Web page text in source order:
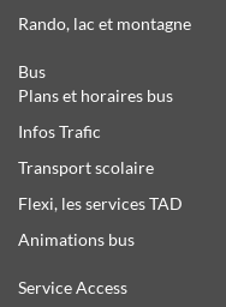
Rando, lac et montagne
Bus
Plans et horaires bus
Infos Trafic
Transport scolaire
Flexi, les services TAD
Animations bus
Service Access